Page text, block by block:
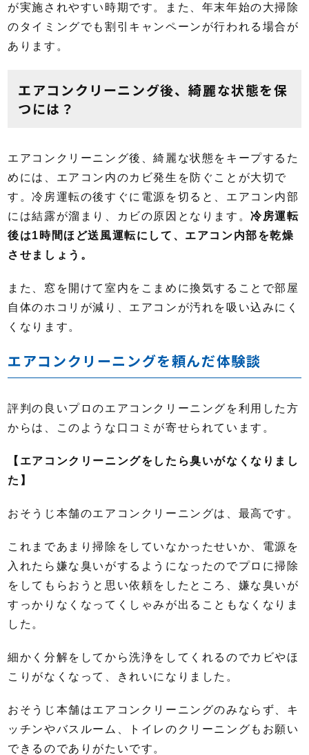
が実施されやすい時期です。また、年末年始の大掃除
のタイミングでも割引キャンペーンが行われる場合が
あります。
エアコンクリーニング後、綺麗な状態を保
つには？
エアコンクリーニング後、綺麗な状態をキープするた
めには、エアコン内のカビ発生を防ぐことが大切で
す。冷房運転の後すぐに電源を切ると、エアコン内部
には結露が溜まり、カビの原因となります。冷房運転
後は1時間ほど送風運転にして、エアコン内部を乾燥
させましょう。
また、窓を開けて室内をこまめに換気することで部屋
自体のホコリが減り、エアコンが汚れを吸い込みにく
くなります。
エアコンクリーニングを頼んだ体験談
評判の良いプロのエアコンクリーニングを利用した方
からは、このような口コミが寄せられています。
【エアコンクリーニングをしたら臭いがなくなりまし
た】
おそうじ本舗のエアコンクリーニングは、最高です。
これまであまり掃除をしていなかったせいか、電源を
入れたら嫌な臭いがするようになったのでプロに掃除
をしてもらおうと思い依頼をしたところ、嫌な臭いが
すっかりなくなってくしゃみが出ることもなくなりま
した。
細かく分解をしてから洗浄をしてくれるのでカビやほ
こりがなくなって、きれいになりました。
おそうじ本舗はエアコンクリーニングのみならず、キ
ッチンやバスルーム、トイレのクリーニングもお願い
できるのでありがたいです。